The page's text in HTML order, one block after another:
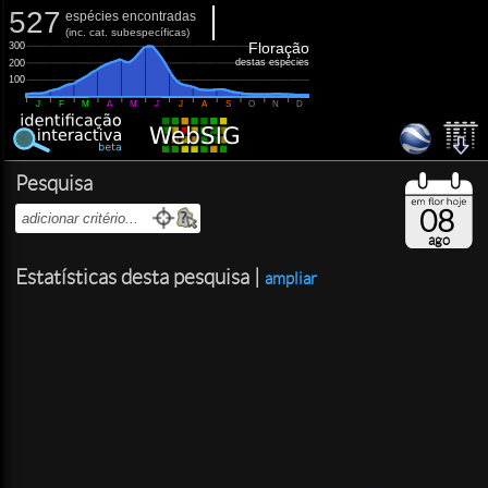
527 espécies encontradas
(inc. cat. subespecíficas)
100
200
300
J F M A M J J A S O N D
Floração
destas espécies
Pesquisa
Estatísticas desta pesquisa | ampliar
08
ago